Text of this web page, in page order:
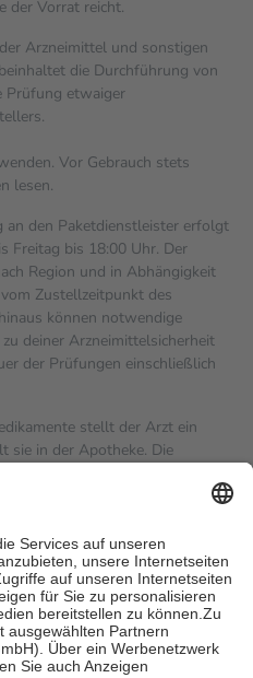
der Vorrat reicht.
Arzneimittel und sonstigen
die Durchführung von
Prüfung etwaiger
Vor Gebrauch stets
lesen.
an den Paketdienstleister erfolgt
Freitag bis 18:00 Uhr. Der
Region und in Abhängigkeit
Zustellzeitpunkt des
können notwendige
deiner Arzneimittelsicherheit
der Prüfungen einschließlich
stellt der Arzt ein
sie in der Apotheke. Die
einen Teil davon als Zuzahlung
in Höhe von zehn
jedochfünf Euround
nie mehr als die
zu entrichten.
auch für Online-Apotheken.
beträgt die